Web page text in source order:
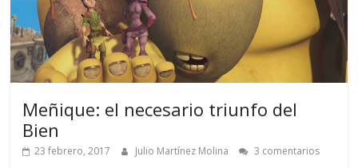
Meñique: el necesario triunfo del
Bien
23 febrero, 2017 Julio Martínez Molina 3 comentarios